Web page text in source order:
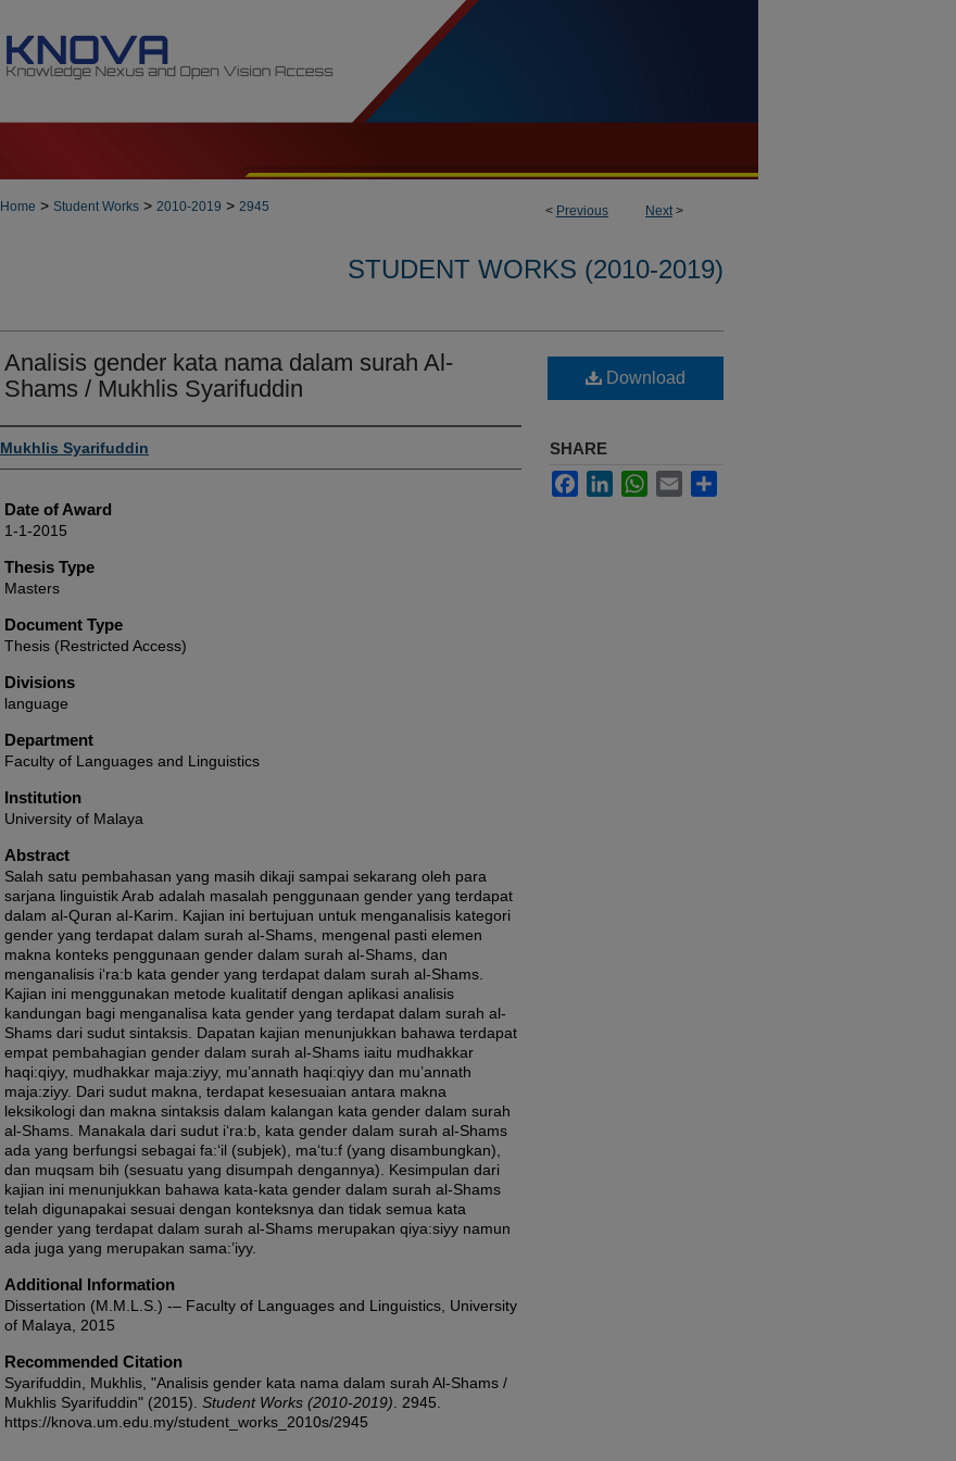
< Previous Next>
Home > Student Works > 2010-2019 > 2945
STUDENT WORKS (2010-2019)
Analisis gender kata nama dalam surah Al-
Shams / Mukhlis Syarifuddin
Author
Mukhlis Syarifuddin
Date of Award
1-1-2015
Thesis Type
Masters
Document Type
Thesis (Restricted Access)
Divisions
language
Department
Faculty of Languages and Linguistics
Institution
University of Malaya
Abstract
Salah satu pembahasan yang masih dikaji sampai sekarang oleh para
sarjana linguistik Arab adalah masalah penggunaan gender yang terdapat
dalam al-Quran al-Karim. Kajian ini bertujuan untuk menganalisis kategori
gender yang terdapat dalam surah al-Shams, mengenal pasti elemen
makna konteks penggunaan gender dalam surah al-Shams, dan
menganalisis i‘ra:b kata gender yang terdapat dalam surah al-Shams.
Kajian ini menggunakan metode kualitatif dengan aplikasi analisis
kandungan bagi menganalisa kata gender yang terdapat dalam surah al-
Shams dari sudut sintaksis. Dapatan kajian menunjukkan bahawa terdapat
empat pembahagian gender dalam surah al-Shams iaitu mudhakkar
haqi:qiyy, mudhakkar maja:ziyy, mu’annath haqi:qiyy dan mu’annath
maja:ziyy. Dari sudut makna, terdapat kesesuaian antara makna
leksikologi dan makna sintaksis dalam kalangan kata gender dalam surah
al-Shams. Manakala dari sudut i‘ra:b, kata gender dalam surah al-Shams
ada yang berfungsi sebagai fa:‘il (subjek), ma‘tu:f (yang disambungkan),
dan muqsam bih (sesuatu yang disumpah dengannya). Kesimpulan dari
kajian ini menunjukkan bahawa kata-kata gender dalam surah al-Shams
telah digunapakai sesuai dengan konteksnya dan tidak semua kata
gender yang terdapat dalam surah al-Shams merupakan qiya:siyy namun
ada juga yang merupakan sama:’iyy.
Additional Information
Dissertation (M.M.L.S.) -– Faculty of Languages and Linguistics, University
of Malaya, 2015
Recommended Citation
Syarifuddin, Mukhlis, "Analisis gender kata nama dalam surah Al-Shams /
Mukhlis Syarifuddin" (2015). Student Works (2010-2019) . 2945.
https://knova.um.edu.my/student_works_2010s/2945
Download
SHARE
FacebookLinkedInWhatsApp
Email